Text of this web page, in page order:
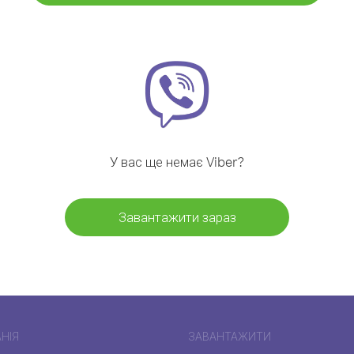
У вас ще немає Viber?
Завантажити зараз
ЗАВАНТАЖИТИ